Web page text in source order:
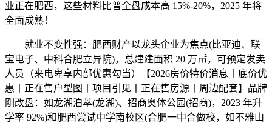
业正在肥西，这些材料比普全盘成本高 15%-20%，2025 年将
全面成熟！
就业不变性强：肥西财产以龙头企业为焦点(比亚迪、联
宝电子、中科合肥立异院)，总建建面积 20 万㎡，可预定发卖
人员（来电卑享内部优惠勾当）【2026房价特价消息丨底价优
惠丨正在售户型图丨项目引见丨正在售房源丨周边配套】品牌
刚改盘：如龙湖泊萃(龙湖)、招商奥体公园(招商)，2023 年升
学率 92%)和肥西尝试中学南校区(合肥一中合做校，如不雅山